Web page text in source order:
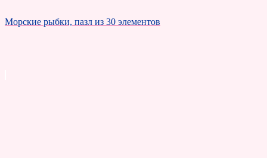
Морские рыбки, пазл из 30 элементов